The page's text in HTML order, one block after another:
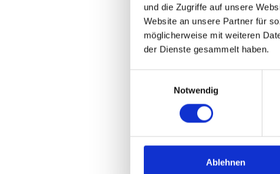
und die Zugriffe auf unsere
Website an unsere Partner für
möglicherweise mit weiteren
der Dienste gesammelt haben.
Notwendig
Ablehnen